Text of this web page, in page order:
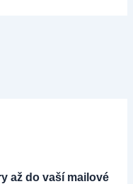
až do vaší mailové